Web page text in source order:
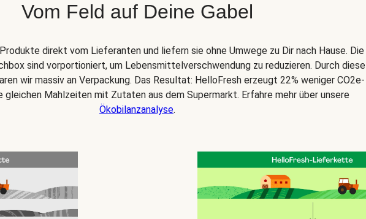
Vom Feld auf Deine Gabel
direkt vom Lieferanten und liefern sie ohne Umwege zu Dir nach Hause. Die
sind vorportioniert, um Lebensmittelverschwendung zu reduzieren. Durch diese
wir massiv an Verpackung. Das Resultat: HelloFresh erzeugt 22% weniger CO2e-
gleichen Mahlzeiten mit Zutaten aus dem Supermarkt. Erfahre mehr über unsere
Ökobilanzanalyse.